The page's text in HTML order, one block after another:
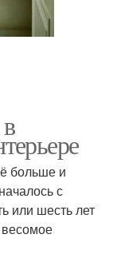
больше и
с
или шесть лет